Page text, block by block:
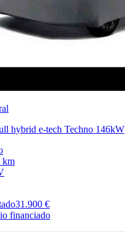
hybrid e-tech Techno 146kW
km
31.900 €
financiado